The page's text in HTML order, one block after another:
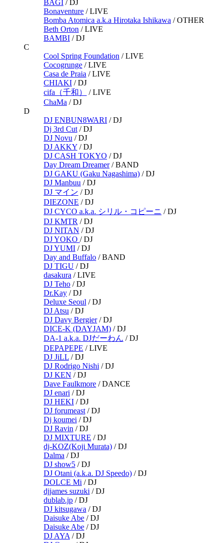
BAGI /DJ
Bonaventure /LIVE
Bomba Atomica a.k.a Hirotaka Ishikawa /OTHER
Beth Orton /LIVE
BAMBI /DJ
C
Cool Spring Foundation /LIVE
Cocogrunge /LIVE
Casa de Praia /LIVE
CHIAKI /DJ
cifa（千和）
/LIVE
ChaMa /DJ
D
DJ ENBUN8WARI /DJ
Dj 3rd Cut /DJ
DJ Novu /DJ
DJ AKKY /DJ
DJ CASH TOKYO /DJ
Day Dream Dreamer/BAND
DJ GAKU (Gaku Nagashima) /DJ
DJ Manbuu /DJ
DJ マイン /DJ
DIEZONE /DJ
DJ CYCO a.k.a. シリル・コピーニ /DJ
DJ KMTR /DJ
DJ NITAN /DJ
DJ YOKO /DJ
DJ YUMI /DJ
Day and Buffalo /BAND
DJ TIGU /DJ
dasakura /LIVE
DJ Teho /DJ
Dr.Kay /DJ
Deluxe Seoul /DJ
DJ Atsu /DJ
DJ Davy Bergier/DJ
DICE-K (DAYJAM) /DJ
DA-1 a.k.a. DJだーわん /DJ
DEPAPEPE /LIVE
DJ JiLL /DJ
DJ Rodrigo Nishi /DJ
DJ KEN /DJ
Dave Faulkmore /DANCE
DJ enari /DJ
DJ HEKI /DJ
DJ forumeast /DJ
Dj koumei /DJ
DJ Ravin /DJ
DJ MIXTURE /DJ
dj-KOZ(Koji Murata) /DJ
Dalma /DJ
DJ show5 /DJ
DJ Otani (a.k.a. DJ Speedo) /DJ
DOLCE Mi /DJ
djjames suzuki /DJ
dublab.jp /DJ
DJ kitsugawa /DJ
Daisuke Abe /DJ
Daisuke Abe /DJ
DJ AYA /DJ